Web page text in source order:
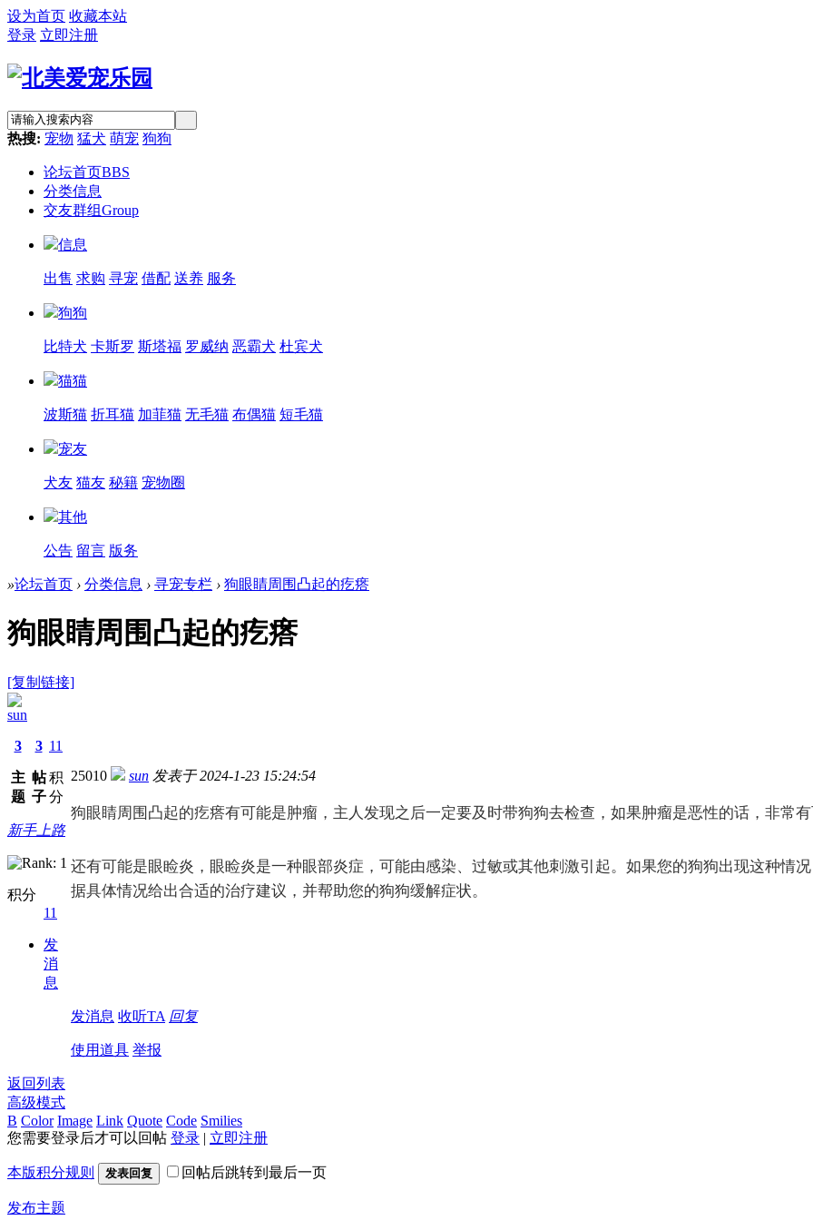
设为首页 收藏本站
登录 立即注册
热搜: 宠物 猛犬 萌宠 狗狗
论坛首页BBS
分类信息
交友群组Group
信息
出售 求购 寻宠 借配 送养 服务
狗狗
比特犬 卡斯罗 斯塔福 罗威纳 恶霸犬 杜宾犬
猫猫
波斯猫 折耳猫 加菲猫 无毛猫 布偶猫 短毛猫
宠友
犬友 猫友 秘籍 宠物圈
其他
公告 留言 版务
»论坛首页 › 分类信息 › 寻宠专栏 › 狗眼睛周围凸起的疙瘩
狗眼睛周围凸起的疙瘩
[复制链接]
sun
3
主
题
3
帖
子
11
积
分
新手上路
积分
11
发
消
息
25010 sun 发表于 2024-1-23 15:24:54
狗眼睛周围凸起的疙瘩有可能是肿瘤，主人发现之后一定要及时带狗狗去检查，如果肿瘤是恶性的话，非常有
还有可能是眼睑炎，眼睑炎是一种眼部炎症，可能由感染、过敏或其他刺激引起。如果您的狗狗出现这种情
据具体情况给出合适的治疗建议，并帮助您的狗狗缓解症状。
发消息 收听TA 回复
使用道具 举报
返回列表
高级模式
B Color Image Link Quote Code Smilies
您需要登录后才可以回帖 登录 | 立即注册
本版积分规则 发表回复 回帖后跳转到最后一页
发布主题